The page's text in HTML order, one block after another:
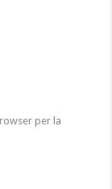
per la